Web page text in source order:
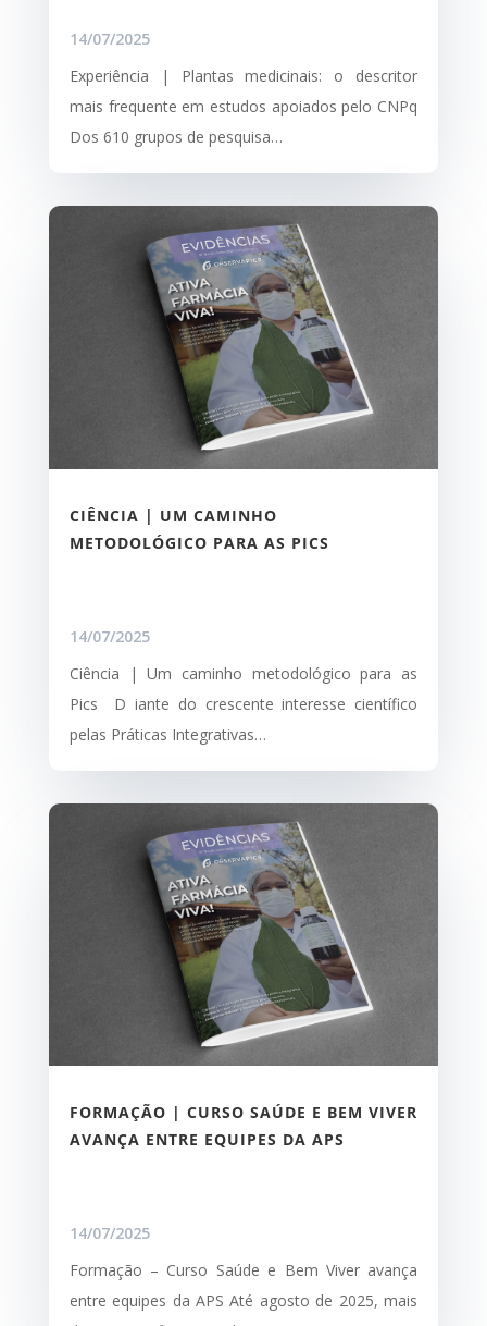
14/07/2025
Experiência | Plantas medicinais: o descritor
mais frequente em estudos apoiados pelo CNPq
Dos 610 grupos de pesquisa…
CIÊNCIA | UM CAMINHO
METODOLÓGICO PARA AS PICS
14/07/2025
Ciência | Um caminho metodológico para as
Pics D iante do crescente interesse científico
pelas Práticas Integrativas…
FORMAÇÃO | CURSO SAÚDE E BEM VIVER
AVANÇA ENTRE EQUIPES DA APS
14/07/2025
Formação – Curso Saúde e Bem Viver avança
entre equipes da APS Até agosto de 2025, mais